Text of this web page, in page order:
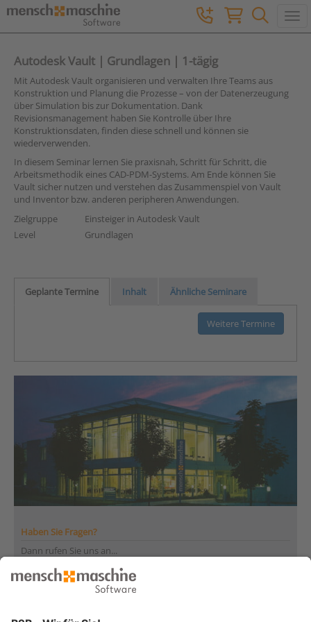
Autodesk Vault | Grundlagen | 1-tägig
Mit Autodesk Vault organisieren und verwalten Ihre Teams aus
Konstruktion und Planung die Prozesse – von der Datenerzeugung
über Simulation bis zur Dokumentation. Dank
Revisionsmanagement haben Sie Kontrolle über Ihre
Konstruktionsdaten, finden diese schnell und können sie
wiederverwenden.
In diesem Seminar lernen Sie praxisnah, Schritt für Schritt, die
Arbeitsmethodik eines CAD-PDM-Systems. Am Ende können Sie
Vault sicher nutzen und verstehen das Zusammenspiel von Vault
und Inventor bzw. anderen peripheren Anwendungen.
Zielgruppe
Einsteiger in Autodesk Vault
Level
Grundlagen
Geplante Termine Inhalt Ähnliche Seminare
Weitere Termine
Haben Sie Fragen?
Dann rufen Sie uns an...
Infoline +41 44 864 19 00